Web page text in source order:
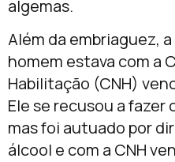
algemas.
Além da embriaguez,
homem estava com a
Habilitação (CNH)
Ele se recusou a
mas foi autuado por
álcool e com a CNH